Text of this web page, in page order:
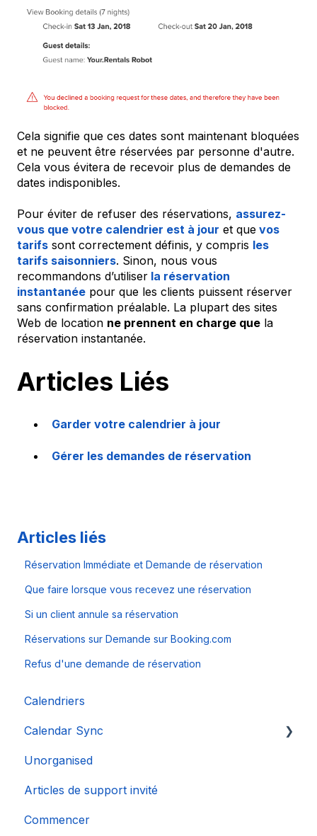
Cela signifie que ces dates sont maintenant bloquées
et ne peuvent être réservées par personne d'autre.
Cela vous évitera de recevoir plus de demandes de
dates indisponibles.
Pour éviter de refuser des réservations, assurez-
vous que votre calendrier est à jour et que vos
tarifs sont correctement définis, y compris les
tarifs saisonniers. Sinon, nous vous
recommandons d’utiliser la réservation
instantanée pour que les clients puissent réserver
sans confirmation préalable. La plupart des sites
Web de location ne prennent en charge que la
réservation instantanée.
Articles Liés
Garder votre calendrier à jour
Gérer les demandes de réservation
Articles liés
Réservation Immédiate et Demande de réservation
Que faire lorsque vous recevez une réservation
Si un client annule sa réservation
Réservations sur Demande sur Booking.com
Refus d'une demande de réservation
Calendriers
Calendar Sync
Importation de calendriers populaires
Unorganised
Articles de support invité
Commencer